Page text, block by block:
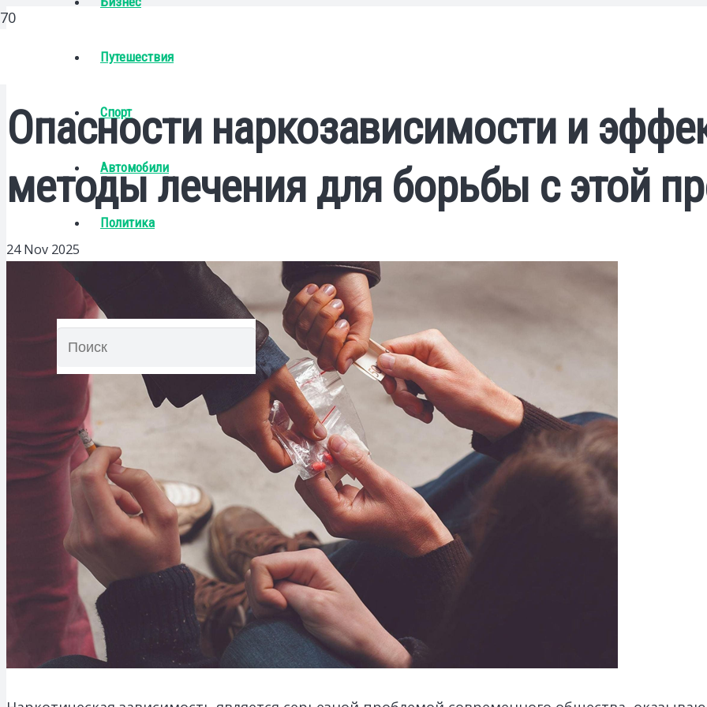
Путешествия
Спорт
Автомобили
Политика
Опасности наркозависимости и
методы лечения для борьбы с этой
24 Nov 2025